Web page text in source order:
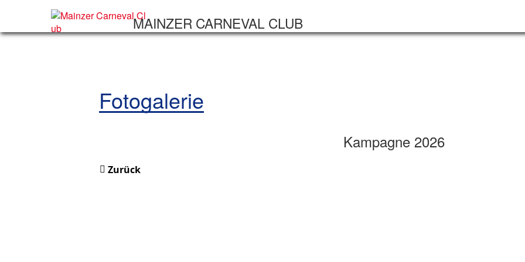
MAINZER CARNEVAL CLUB
Fotogalerie
Kampagne 2026
Zurück